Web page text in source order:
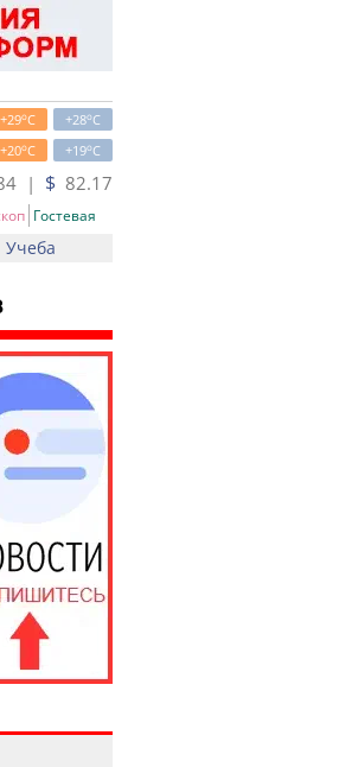
+28oC
+29oC
+19oC
+20oC
| $ 82.17
Гостевая
Учеба